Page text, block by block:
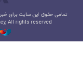
تمامی حقوق این سایت برای
All rights reserved